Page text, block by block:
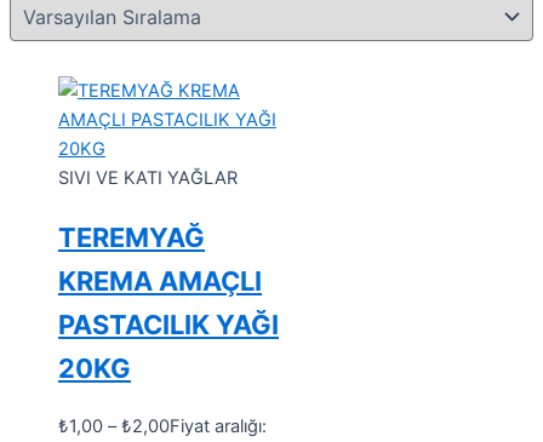
SIVI VE KATI YAĞLAR
TEREMYAĞ
KREMA AMAÇLI
PASTACILIK YAĞI
20KG
₺1,00 –₺2,00Fiyat aralığı: